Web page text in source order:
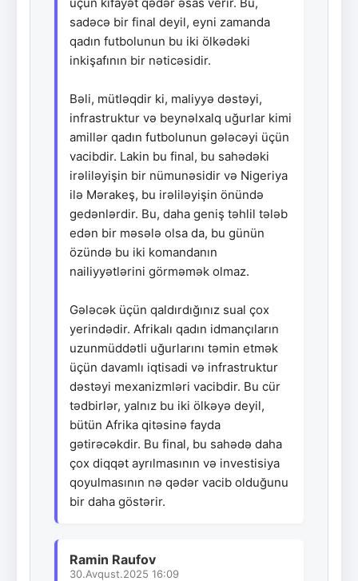
sadəcə bir final deyil, eyni zamanda
qadın futbolunun bu iki ölkədəki
inkişafının bir nəticəsidir.
Bəli, mütləqdir ki, maliyyə dəstəyi,
infrastruktur və beynəlxalq uğurlar kimi
amillər qadın futbolunun gələcəyi üçün
vacibdir. Lakin bu final, bu sahədəki
irəliləyişin bir nümunəsidir və Nigeriya
ilə Mərakeş, bu irəliləyişin önündə
gedənlərdir. Bu, daha geniş təhlil tələb
edən bir məsələ olsa da, bu günün
özündə bu iki komandanın
nailiyyətlərini görməmək olmaz.
Gələcək üçün qaldırdığınız sual çox
yerindədir. Afrikalı qadın idmançıların
uzunmüddətli uğurlarını təmin etmək
üçün davamlı iqtisadi və infrastruktur
dəstəyi mexanizmləri vacibdir. Bu cür
tədbirlər, yalnız bu iki ölkəyə deyil,
bütün Afrika qitəsinə fayda
gətirəcəkdir. Bu final, bu sahədə daha
çox diqqət ayrılmasının və investisiya
qoyulmasının nə qədər vacib olduğunu
bir daha göstərir.
Ramin Raufov
30.Avqust.2025 16:09